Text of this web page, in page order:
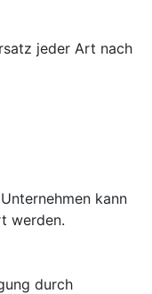
jeder Art nach
kann
werden.
durch